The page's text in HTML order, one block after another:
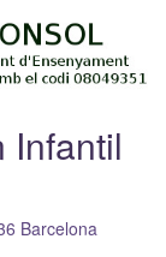
Infantil
Barcelona